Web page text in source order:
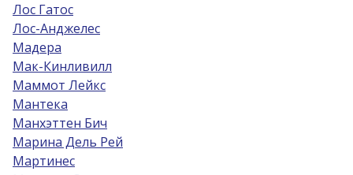
Лос Гатос
Лос-Анджелес
Мадера
Мак-Кинливилл
Маммот Лейкс
Мантека
Манхэттен Бич
Марина Дель Рей
Мартинес